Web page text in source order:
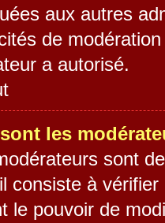
aux autres
de
a autorisé.
les
sont
consiste à
le pouvoir de